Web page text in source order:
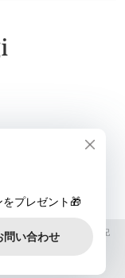
|特定商取引法に基づく表記